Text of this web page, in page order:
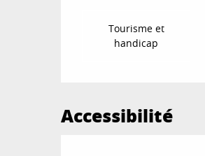
Tourisme et
handicap
Accessibilité